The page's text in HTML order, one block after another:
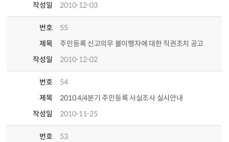
작성일
2010-12-03
번호
55
제목
주민등록 신고의무 불이행자에 대한 직권조치 공고
작성일
2010-12-02
번호
54
제목
2010.4/4분기 주민등록 사실조사 실시안내
작성일
2010-11-25
번호
53